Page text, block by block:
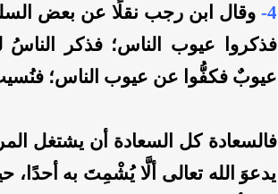
4- وقال ابن رجب نقلًا عن بعض
فذكروا عيوب الناس؛ فذكر الناسُ
عيوبٌ فكفُّوا عن عيوب الناس؛ فنُسيت
فالسعادة كل السعادة أن يشتغل
يدعوَ الله تعالى ألَّا يُشْمِتَ به